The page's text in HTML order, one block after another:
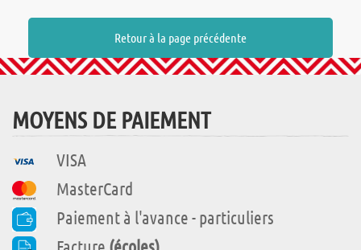
Retour à la page précédente
MOYENS DE PAIEMENT
VISA
MasterCard
Paiement à l'avance - particuliers